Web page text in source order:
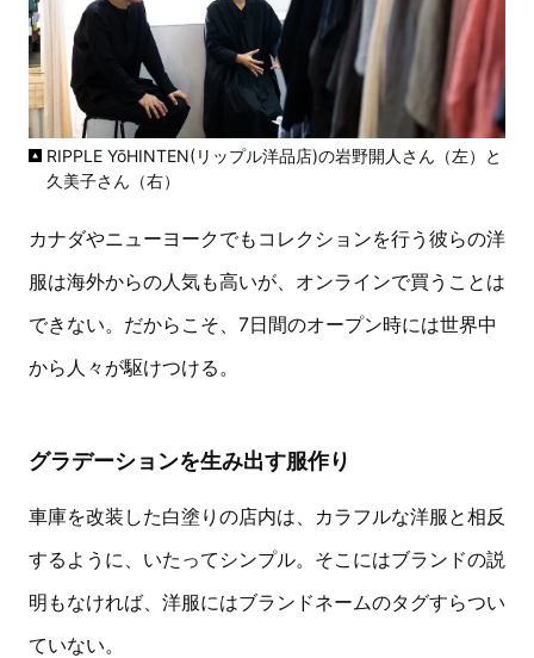
RIPPLE YōHINTEN(リップル洋品店)の岩野開人さん（左）と
久美子さん（右）
カナダやニューヨークでもコレクションを行う彼らの洋
服は海外からの人気も高いが、オンラインで買うことは
できない。だからこそ、7日間のオープン時には世界中
から人々が駆けつける。
グラデーションを生み出す服作り
車庫を改装した白塗りの店内は、カラフルな洋服と相反
するように、いたってシンプル。そこにはブランドの説
明もなければ、洋服にはブランドネームのタグすらつい
ていない。